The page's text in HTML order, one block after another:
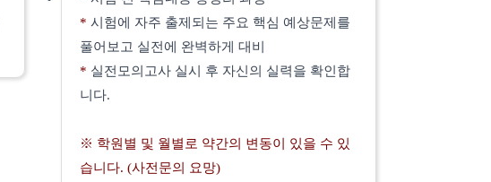
*시험에 자주 출제되는 주요 핵심 예상문제를
풀어보고 실전에 완벽하게 대비
* 실전모의고사 실시 후 자신의 실력을 확인합
니다.
※ 학원별 및 월별로 약간의 변동이 있을 수 있
습니다. (사전문의 요망)